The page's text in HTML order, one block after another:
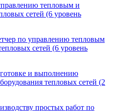
тепловым и
сетей (6 уровень
по управлению тепловым
сетей (6 уровень
и выполнению
тепловых сетей (2
простых работ по